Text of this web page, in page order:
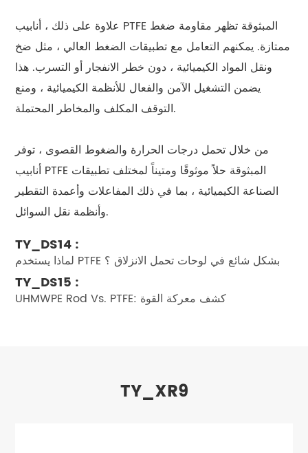
علاوة على ذلك ، أنابيب PTFE المبثوقة تظهر مقاومة ضغط
ممتازة. يمكنهم التعامل مع تطبيقات الضغط العالي ، مثل ضخ
ونقل المواد الكيميائية ، دون خطر الانفجار أو التسرب. هذا
يضمن التشغيل الآمن والفعال للأنظمة الكيميائية ، ومنع
التوقف المكلف والمخاطر المحتملة.
من خلال تحمل درجات الحرارة والضغوط القصوى ، توفر
أنابيب PTFE المبثوقة حلاً موثوقًا ومتيناً لمختلف تطبيقات
الصناعة الكيميائية ، بما في ذلك المفاعلات وأعمدة التقطير
وأنظمة نقل السوائل.
TY_DS14 :
لماذا يستخدم PTFE بشكل شائع في لوحات تحمل الانزلاق ؟
TY_DS15 :
UHMWPE Rod Vs. PTFE: كشف معركة القوة
TY_XR9